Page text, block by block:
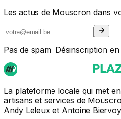
Les actus de Mouscron dans
Pas de spam. Désinscription
La plateforme locale qui met
artisans et services de
Andy Leleux et Antoine